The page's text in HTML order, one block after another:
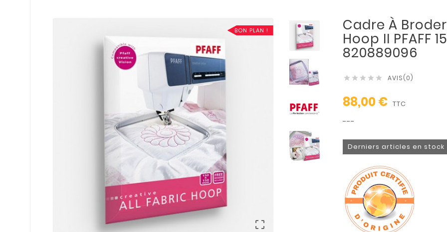
BON PLAN !

Cadre À
Hoop II PFAFF
820889096
     AVIS(0)
88,00 € TTC
---
Derniers articles en stock